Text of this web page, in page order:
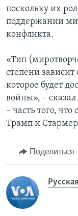
поскольку их
поддержании
конфликта.
«Тип
степени зависит
которое будет
войны», –
– часть того,
Трамп и
Поделиться